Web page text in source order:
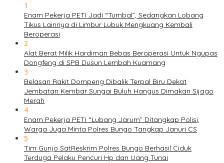
1
Enam Pekerja PETI Jadi “Tumbal”, Sedangkan Lobang
Tikus Lainnya di Limbur Lubuk Mengkuang Kembali
Beroperasi
2
Alat Berat Milik Hardiman Bebas Beroperasi Untuk Ngupas
Dongfeng di SPB Dusun Lembah Kuamang
3
Belasan Rakit Dompeng Dibalik Terpal Biru Dekat
Jembatan Kembar Sungai Buluh Hangus Dimakan Sijago
Merah
4
Enam Pekerja PETI “Lubang Jarum” Ditangkap Polisi,
Warga Juga Minta Polres Bungo Tangkap Januri CS
5
Tim Gunjo SatReskrim Polres Bungo Berhasil Ciduk
Terduga Pelaku Pencuri Hp dan Uang Tunai